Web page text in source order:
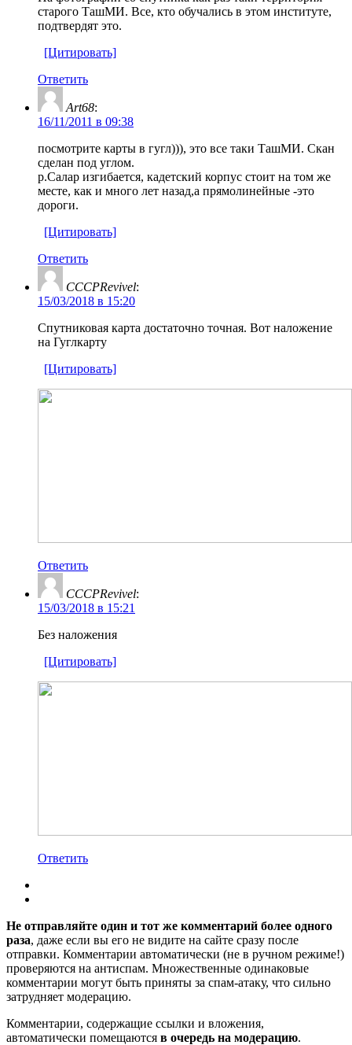
старого ТашМИ. Все, кто обучались в этом институте,
подтвердят это.
[Цитировать]
Ответить
Art68:
16/11/2011 в 09:38
посмотрите карты в гугл))), это все таки ТашМИ. Скан
сделан под углом.
р.Салар изгибается, кадетский корпус стоит на том же
месте, как и много лет назад,а прямолинейные -это
дороги.
[Цитировать]
Ответить
CCCPRevivel:
15/03/2018 в 15:20
Спутниковая карта достаточно точная. Вот наложение
на Гуглкарту
[Цитировать]
Ответить
CCCPRevivel:
15/03/2018 в 15:21
Без наложения
[Цитировать]
Ответить
Не отправляйте один и тот же комментарий более одного
раза, даже если вы его не видите на сайте сразу после
отправки. Комментарии автоматически (не в ручном режиме!)
проверяются на антиспам. Множественные одинаковые
комментарии могут быть приняты за спам-атаку, что сильно
затрудняет модерацию.
Комментарии, содержащие ссылки и вложения,
автоматически помещаются в очередь на модерацию.